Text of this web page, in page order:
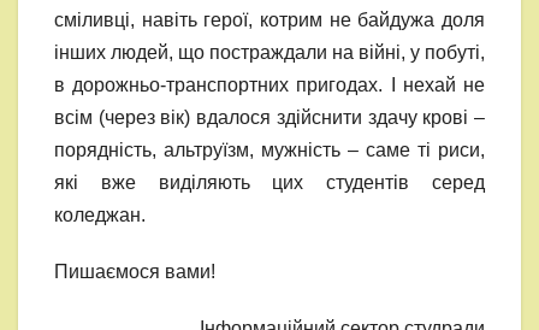
сміливці, навіть герої, котрим не байдужа доля
інших людей, що постраждали на війні, у побуті,
в дорожньо-транспортних пригодах. І нехай не
всім (через вік) вдалося здійснити здачу крові –
порядність, альтруїзм, мужність – саме ті риси,
які вже виділяють цих студентів серед
коледжан.
Пишаємося вами!